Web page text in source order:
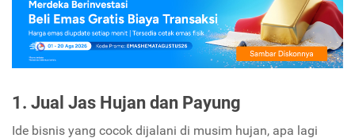
1. Jual Jas Hujan dan Payung
Ide bisnis yang cocok dijalani di musim hujan, apa lagi